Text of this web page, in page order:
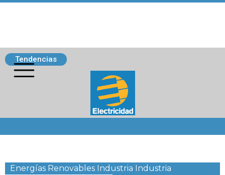
Tendencias
Energías Renovables Industria Industria